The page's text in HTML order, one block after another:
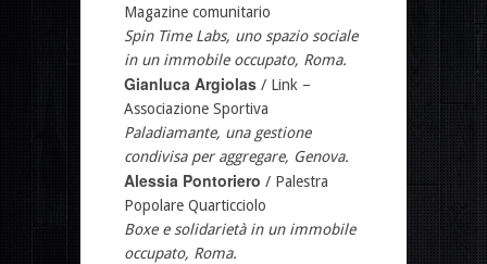
Magazine comunitario
Spin Time Labs, uno spazio sociale
in un immobile occupato, Roma.
Gianluca Argiolas / Link –
Associazione Sportiva
Paladiamante, una gestione
condivisa per aggregare, Genova.
Alessia Pontoriero / Palestra
Popolare Quarticciolo
Boxe e solidarietà in un immobile
occupato, Roma.